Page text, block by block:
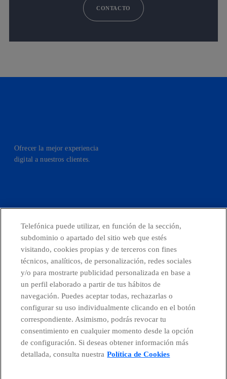
CONTACTO
Ofrecer la mejor experiencia
digital a nuestros clientes.
facebook linkedin twitter instagram youtube
CONTACTO
Telefónica en redes sociales
Canal de Denuncias
Centro Global Transparencia
Telefónica puede utilizar, en función de la sección,
subdominio o apartado del sitio web que estés
visitando, cookies propias y de terceros con fines
técnicos, analíticos, de personalización, redes sociales
y/o para mostrarte publicidad personalizada en base a
un perfil elaborado a partir de tus hábitos de
navegación. Puedes aceptar todas, rechazarlas o
configurar su uso individualmente clicando en el botón
correspondiente. Asimismo, podrás revocar tu
consentimiento en cualquier momento desde la opción
de configuración. Si deseas obtener información más
detallada, consulta nuestra Política de Cookies